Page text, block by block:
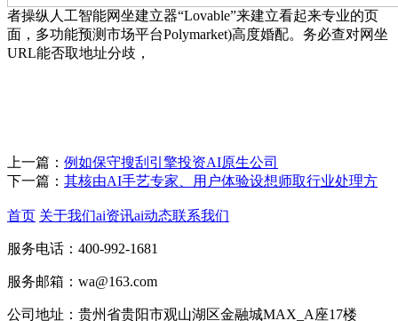
者操纵人工智能网坐建立器“Lovable”来建立看起来专业的页
面，多功能预测市场平台Polymarket)高度婚配。务必查对网坐
URL能否取地址分歧，
上一篇： 例如保守搜刮引擎投资AI原生公司
下一篇： 其核由AI手艺专家、用户体验设想师取行业处理方
首页 关于我们ai资讯ai动态联系我们
服务电话：400-992-1681
服务邮箱：wa@163.com
公司地址：贵州省贵阳市观山湖区金融城MAX_A座17楼